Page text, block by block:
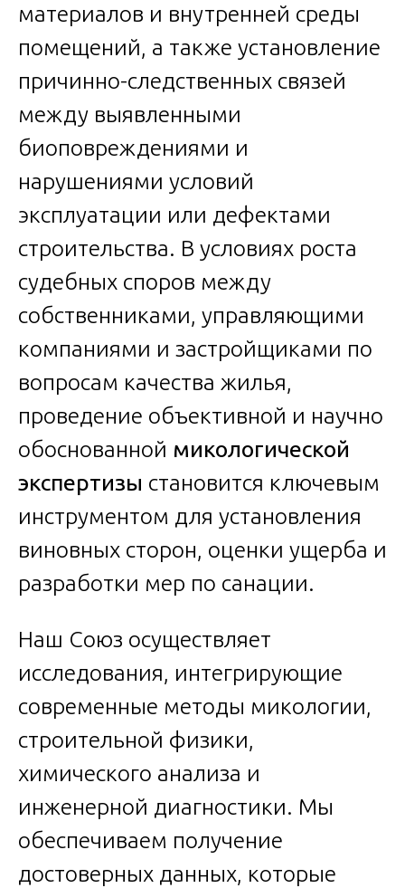
материалов и внутренней среды
помещений, а также установление
причинно-следственных связей
между выявленными
биоповреждениями и
нарушениями условий
эксплуатации или дефектами
строительства. В условиях роста
судебных споров между
собственниками, управляющими
компаниями и застройщиками по
вопросам качества жилья,
проведение объективной и научно
обоснованной микологической
экспертизы становится ключевым
инструментом для установления
виновных сторон, оценки ущерба и
разработки мер по санации.
Наш Союз осуществляет
исследования, интегрирующие
современные методы микологии,
строительной физики,
химического анализа и
инженерной диагностики. Мы
обеспечиваем получение
достоверных данных, которые